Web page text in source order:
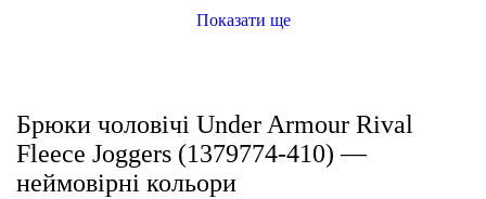
Показати ще
Брюки чоловічі Under Armour Rival
Fleece Joggers (1379774-410) —
неймовірні кольори